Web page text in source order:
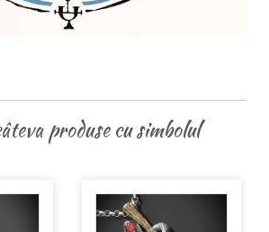
produse cu simbolul